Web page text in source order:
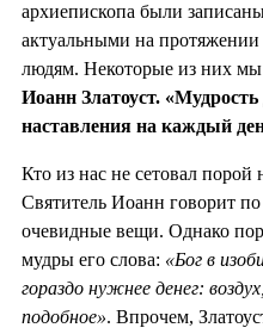
архиепископа были
актуальными на
людям. Некоторые из них
Иоанн Златоуст.
наставления на каждый
Кто из нас не сетовал
Святитель Иоанн говорит
очевидные вещи. Однако
мудры его слова: «Бог в
гораздо нужнее денег:
подобное». Впрочем,